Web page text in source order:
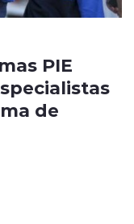
PIE
de